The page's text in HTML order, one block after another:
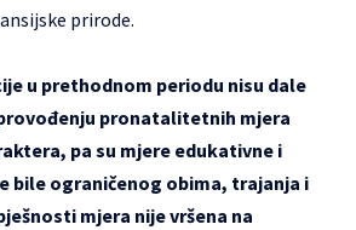
prirode.
u prethodnom periodu nisu dale
pronatalitetnih mjera
pa su mjere edukativne i
bile ograničenog obima, trajanja i
mjera nije vršena na